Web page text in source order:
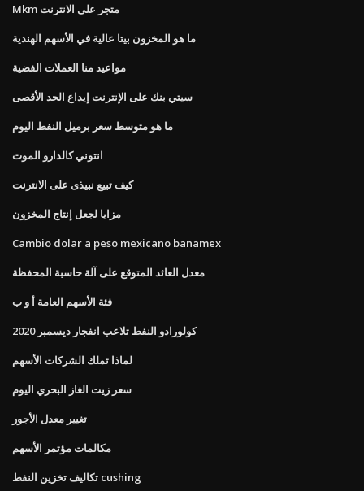
Mkm متجر على الانترنت
ما هو المخزون بيتا عالية في الأسهم الهندية
مواعيد منا العملات الفضية
سيتي بنك على الإنترنت إيداع الحد الأقصى
ما هو متوسط ​​سعر برميل النفط اليوم
انتوني كالدارو الموت
كيف تبيع نبيذى على الانترنت
مزايا لجعل إنتاج المخزون
Cambio dolar a peso mexicano banamex
معدل العائد المتوقع على آلة حاسبة المحفظة
فئة الأسهم العامة أ و ب
كولورادو النفط تلاعب انفجار ديسمبر 2020
لماذا تملك الشركات الأسهم
سعر زيت الغاز البحري اليوم
تغيير معدل الأجور
مكالمات مؤتمر الأسهم
تكاليف تخزين النفط cushing